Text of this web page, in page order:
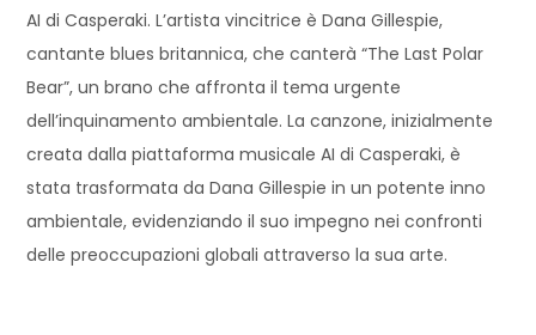
AI di Casperaki. L’artista vincitrice è Dana Gillespie,
cantante blues britannica, che canterà “The Last Polar
Bear”, un brano che affronta il tema urgente
dell’inquinamento ambientale. La canzone, inizialmente
creata dalla piattaforma musicale AI di Casperaki, è
stata trasformata da Dana Gillespie in un potente inno
ambientale, evidenziando il suo impegno nei confronti
delle preoccupazioni globali attraverso la sua arte.